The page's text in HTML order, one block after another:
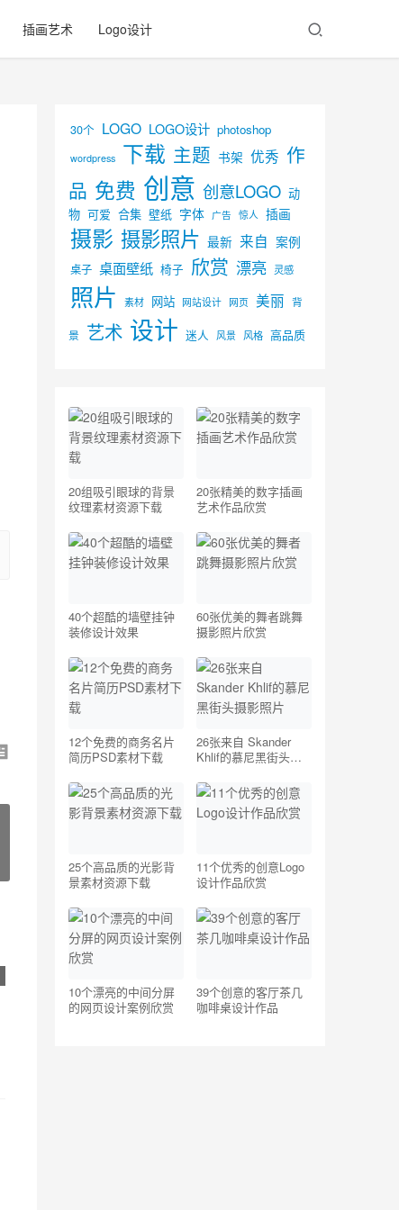
插画艺术 Logo设计
30个 LOGO LOGO设计 photoshop
wordpress 下载 主题 书架 优秀 作
品 免费 创意 创意LOGO 动
物 可爱 合集 壁纸 字体 广告 惊人 插画
摄影 摄影照片 最新 来自 案例
桌子 桌面壁纸 椅子 欣赏 漂亮 灵感
照片 素材 网站 网站设计 网页 美丽 背
景 艺术 设计 迷人 风景 风格 高品质
20组吸引眼球的背景
纹理素材资源下载
20张精美的数字插画
艺术作品欣赏
40个超酷的墙壁挂钟
装修设计效果
60张优美的舞者跳舞
摄影照片欣赏
12个免费的商务名片
简历PSD素材下载
26张来自 Skander
Khlif的慕尼黑街头摄
25个高品质的光影背
景素材资源下载
11个优秀的创意Logo
设计作品欣赏
10个漂亮的中间分屏
的网页设计案例欣赏
39个创意的客厅茶几
咖啡桌设计作品